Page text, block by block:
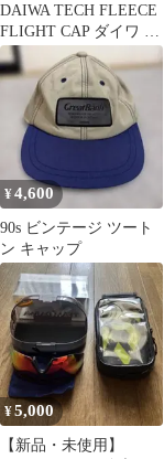
DAIWA TECH FLEECE
FLIGHT CAP ダイワ キ
ャップ
¥4,600
90s ビンテージ ツート
ン キャップ
¥5,000
【新品・未使用】